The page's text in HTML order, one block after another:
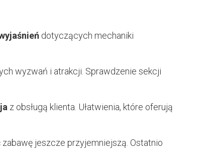
dotyczących mechaniki
wyzwań i atrakcji. Sprawdzenie sekcji
z obsługą klienta. Ułatwienia, które oferują
jeszcze przyjemniejszą. Ostatnio